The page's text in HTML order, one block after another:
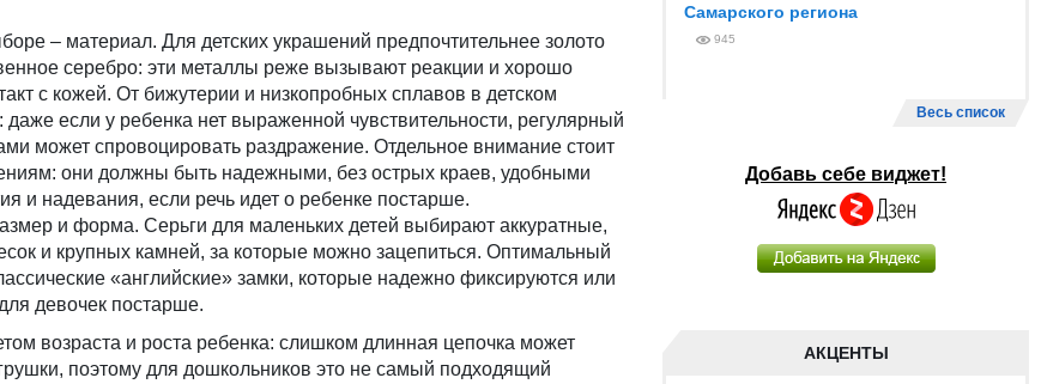
– материал. Для детских украшений предпочтительнее золото
серебро: эти металлы реже вызывают реакции и хорошо
с кожей. От бижутерии и низкопробных сплавов в детском
даже если у ребенка нет выраженной чувствительности, регулярный
может спровоцировать раздражение. Отдельное внимание стоит
они должны быть надежными, без острых краев, удобными
и надевания, если речь идет о ребенке постарше.
и форма. Серьги для маленьких детей выбирают аккуратные,
и крупных камней, за которые можно зацепиться. Оптимальный
«английские» замки, которые надежно фиксируются или
девочек постарше.
возраста и роста ребенка: слишком длинная цепочка может
поэтому для дошкольников это не самый подходящий
Самарского региона
945
Весь список
Добавь себе виджет!
АКЦЕНТЫ